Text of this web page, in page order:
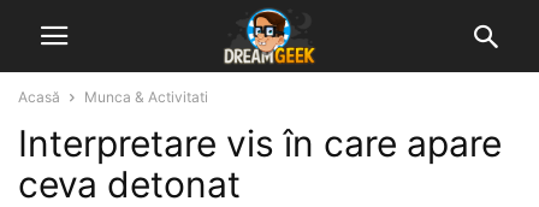
Acasă Munca & Activitati
Interpretare vis în care apare
ceva detonat